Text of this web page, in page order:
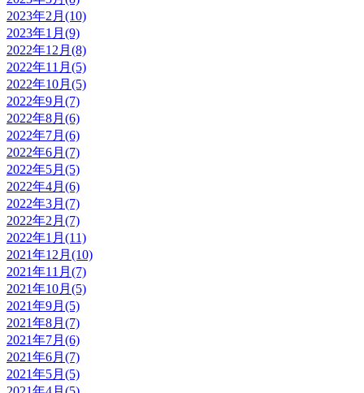
2023年2月(10)
2023年1月(9)
2022年12月(8)
2022年11月(5)
2022年10月(5)
2022年9月(7)
2022年8月(6)
2022年7月(6)
2022年6月(7)
2022年5月(5)
2022年4月(6)
2022年3月(7)
2022年2月(7)
2022年1月(11)
2021年12月(10)
2021年11月(7)
2021年10月(5)
2021年9月(5)
2021年8月(7)
2021年7月(6)
2021年6月(7)
2021年5月(5)